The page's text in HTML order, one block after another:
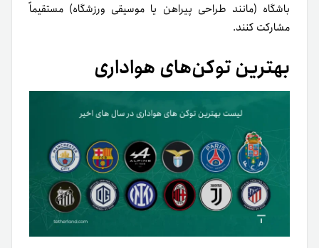
باشگاه (مانند طراحی پیراهن یا موسیقی ورزشگاه) مستقیماً
مشارکت کنند.
بهترین توکن‌های هواداری